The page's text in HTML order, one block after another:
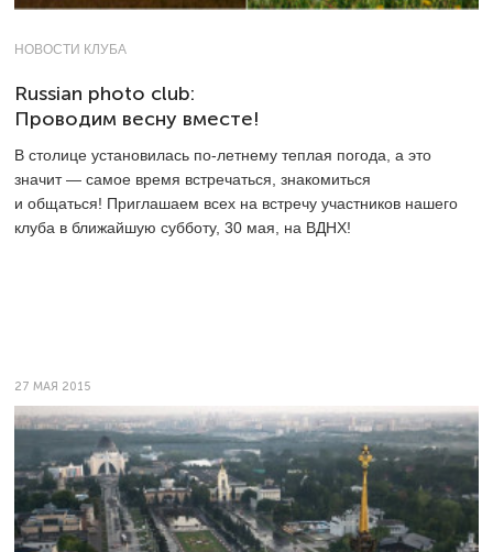
НОВОСТИ КЛУБА
Russian photo club:
Проводим весну вместе!
В столице установилась по-летнему теплая погода, а это
значит — самое время встречаться, знакомиться
и общаться! Приглашаем всех на встречу участников нашего
клуба в ближайшую субботу, 30 мая, на ВДНХ!
27 МАЯ 2015